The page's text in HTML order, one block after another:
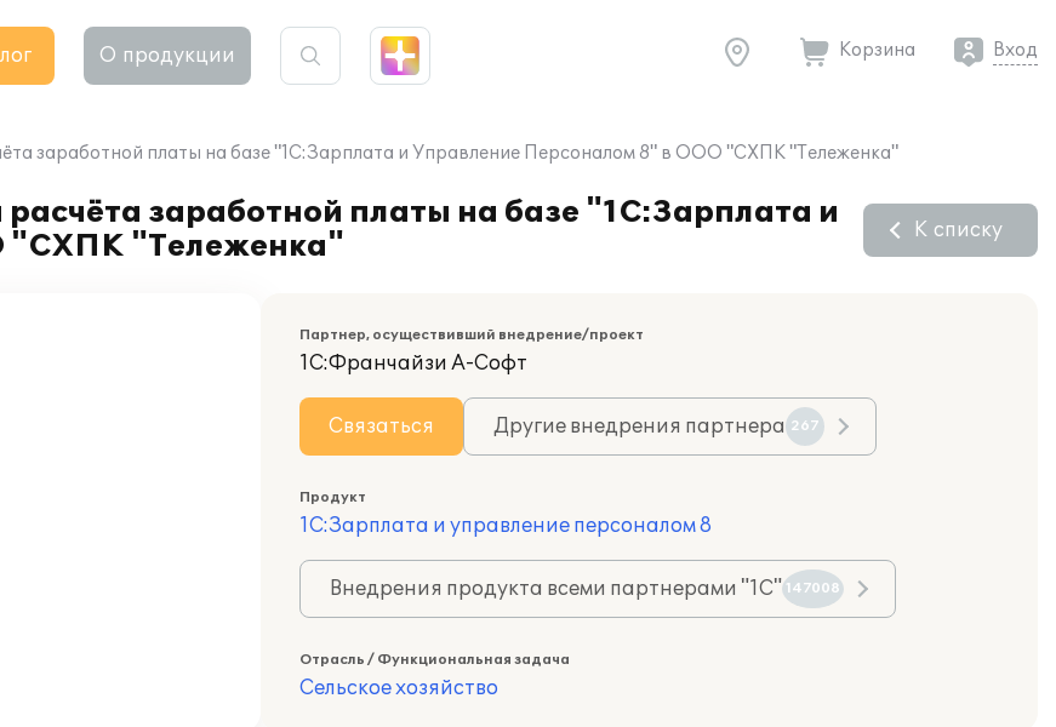
О продукции Корзина Вход
заработной платы на базе "1С:Зарплата и Управление Персоналом 8" в ООО "СХПК "Тележенка"
заработной платы на базе "1С:Зарплата и
"СХПК "Тележенка"
К списку
Партнер, осуществивший внедрение/проект
1С:Франчайзи А-Софт
Связаться Другие внедрения партнера 267
Продукт
1С:Зарплата и управление персоналом 8
Внедрения продукта всеми партнерами "1С" 147008
Отрасль / Функциональная задача
Сельское хозяйство